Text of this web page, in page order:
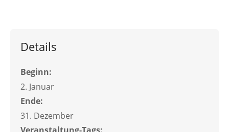
Details
Beginn:
2. Januar
Ende:
31. Dezember
Veranstaltung-Tags: